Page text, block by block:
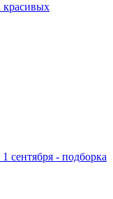
сентября - подборка